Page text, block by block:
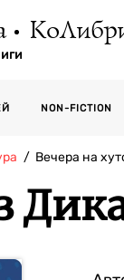
NON-FICTION
Вечера на